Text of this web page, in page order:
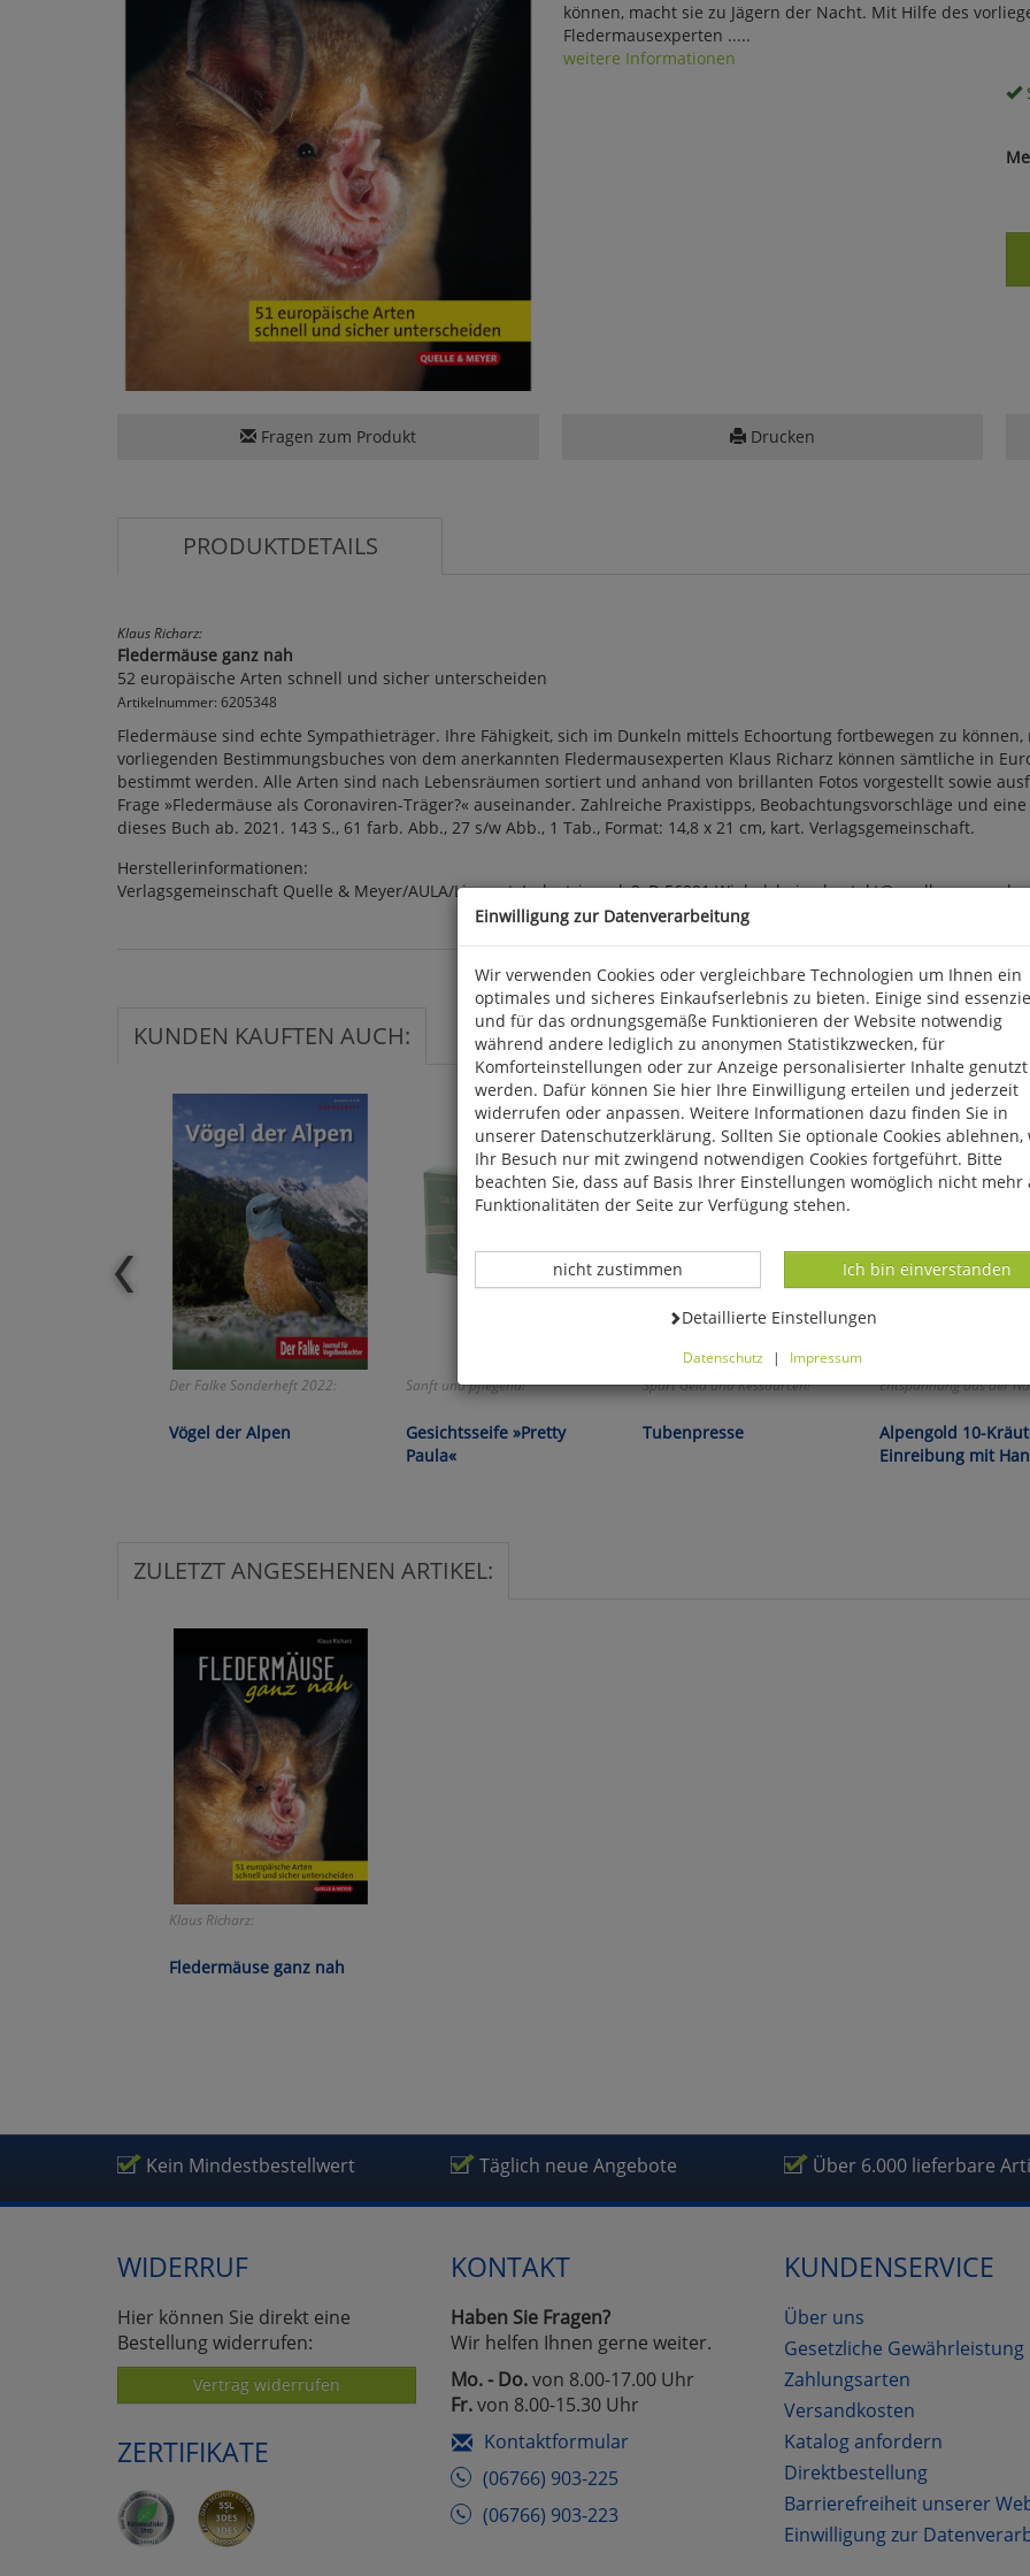
können, macht sie zu Jägern der Nacht. Mit Hilfe des
Fledermausexperten .....
weitere Informationen
Fragen zum Produkt Drucken
PRODUKTDETAILS
Klaus Richarz:
Fledermäuse ganz nah
52 europäische Arten schnell und sicher unterscheiden
Artikelnummer: 6205348
Fledermäuse sind echte Sympathieträger. Ihre Fähigkeit, sich im Dunkeln mittels Echoortung fortbewegen zu
vorliegenden Bestimmungsbuches von dem anerkannten Fledermausexperten Klaus Richarz können sämtliche in
bestimmt werden. Alle Arten sind nach Lebensräumen sortiert und anhand von brillanten Fotos vorgestellt sowie
Frage »Fledermäuse als Coronaviren-Träger?« auseinander. Zahlreiche Praxistipps, Beobachtungsvorschläge und
dieses Buch ab. 2021. 143 S., 61 farb. Abb., 27 s/w Abb., 1 Tab., Format: 14,8 x 21 cm, kart. Verlagsgemeinschaft.
Herstellerinformationen:
Verlagsgemeinschaft Quelle & Meyer/AULA/Limpert, Industriepark 3, D 56291 Wiebelsheim, kontakt@quelle-meyer.de
KUNDEN KAUFTEN AUCH:
Der Falke Sonderheft 2022:
Vögel der Alpen
Sanft und pflegend!
Gesichtsseife »Pretty
Paula«
Spart Geld und Ressourcen!
Tubenpresse
Entspannung aus der
Alpengold 10-
Einreibung mit
ZULETZT ANGESEHENEN ARTIKEL:
Klaus Richarz:
Fledermäuse ganz nah
Kein Mindestbestellwert Täglich neue Angebote Über 6.000 lieferbare
WIDERRUF
Hier können Sie direkt eine
Bestellung widerrufen:
Vertrag widerrufen
ZERTIFIKATE
KONTAKT
Haben Sie Fragen?
Wir helfen Ihnen gerne weiter.
Mo. - Do.von 8.00-17.00 Uhr
Fr.von 8.00-15.30 Uhr
Kontaktformular
(06766) 903-225
(06766) 903-223
KUNDENSERVICE
Über uns
Gesetzliche Gewährleistung
Zahlungsarten
Versandkosten
Katalog anfordern
Direktbestellung
Barrierefreiheit unserer
Einwilligung zur
Einwilligung zur Datenverarbeitung
Wir verwenden Cookies oder vergleichbare Technologien um Ihnen ein
optimales und sicheres Einkaufserlebnis zu bieten. Einige sind
und für das ordnungsgemäße Funktionieren der Website notwendig
während andere lediglich zu anonymen Statistikzwecken, für
Komforteinstellungen oder zur Anzeige personalisierter Inhalte genutzt
werden. Dafür können Sie hier Ihre Einwilligung erteilen und jederzeit
widerrufen oder anpassen. Weitere Informationen dazu finden Sie in
unserer Datenschutzerklärung. Sollten Sie optionale Cookies ablehnen,
Ihr Besuch nur mit zwingend notwendigen Cookies fortgeführt. Bitte
beachten Sie, dass auf Basis Ihrer Einstellungen womöglich nicht mehr
Funktionalitäten der Seite zur Verfügung stehen.
Datenverarbeitung -
Ich bin einverstanden
Datenverarbeitung -
nicht zustimmen
Datenverarbeitung -
Detaillierte Einstellungen
Datenschutz | Impressum
Cookies ablehnen, wird Ihr Besuch nur mit zwingend notwendigen
fortgeführt. Bitte beachten Sie, dass auf Basis Ihrer Einstellungen
nicht mehr alle Funktionalitäten der Seite zur Verfügung stehen.
Selbstverständlich können Sie die Einstellungen jederzeit widerrufen